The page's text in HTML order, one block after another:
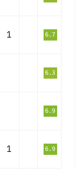
1 6.7
6.3
6.9
1 6.9